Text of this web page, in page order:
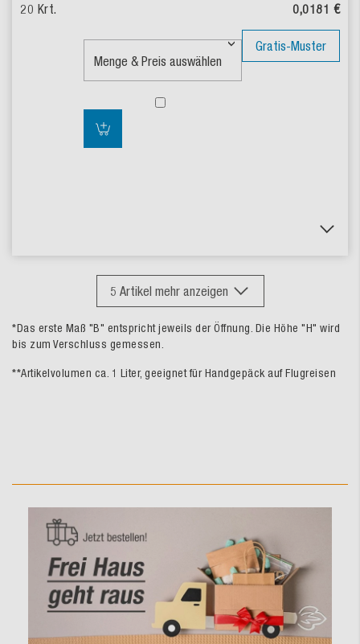
0,0181 €
Gratis-Muster
5 Artikel mehr anzeigen
*Das erste Maß "B" entspricht jeweils der Öffnung. Die Höhe "H" wird
bis zum Verschluss gemessen.
**Artikelvolumen ca. 1 Liter, geeignet für Handgepäck auf Flugreisen